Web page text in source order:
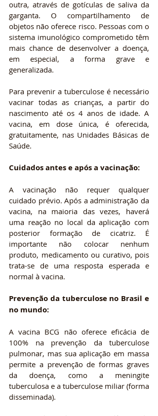
outra, através de gotículas de saliva da
garganta. O compartilhamento de
objetos não oferece risco. Pessoas com o
sistema imunológico comprometido têm
mais chance de desenvolver a doença,
em especial, a forma grave e
generalizada.
Para prevenir a tuberculose é necessário
vacinar todas as crianças, a partir do
nascimento até os 4 anos de idade. A
vacina, em dose única, é oferecida,
gratuitamente, nas Unidades Básicas de
Saúde.
Cuidados antes e após a vacinação:
A vacinação não requer qualquer
cuidado prévio. Após a administração da
vacina, na maioria das vezes, haverá
uma reação no local da aplicação com
posterior formação de cicatriz. É
importante não colocar nenhum
produto, medicamento ou curativo, pois
trata-se de uma resposta esperada e
normal à vacina.
Prevenção da tuberculose no Brasil e
no mundo:
A vacina BCG não oferece eficácia de
100% na prevenção da tuberculose
pulmonar, mas sua aplicação em massa
permite a prevenção de formas graves
da doença, como a meningite
tuberculosa e a tuberculose miliar (forma
disseminada).